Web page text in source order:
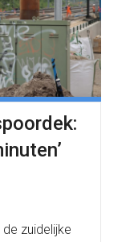
zuidelijke